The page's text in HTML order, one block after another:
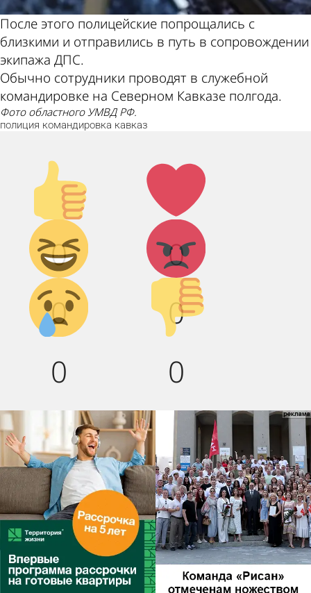
После этого полицейские попрощались с
близкими и отправились в путь в сопровождении
экипажа ДПС.
Обычно сотрудники проводят в служебной
командировке на Северном Кавказе полгода.
Фото областного УМВД РФ.
полиция командировка кавказ
Палец
вверх!
0
Лайк!
0
Дикий
смех!
0
Агрессия!
0
Грусть :(
0
Палец
вниз!
0